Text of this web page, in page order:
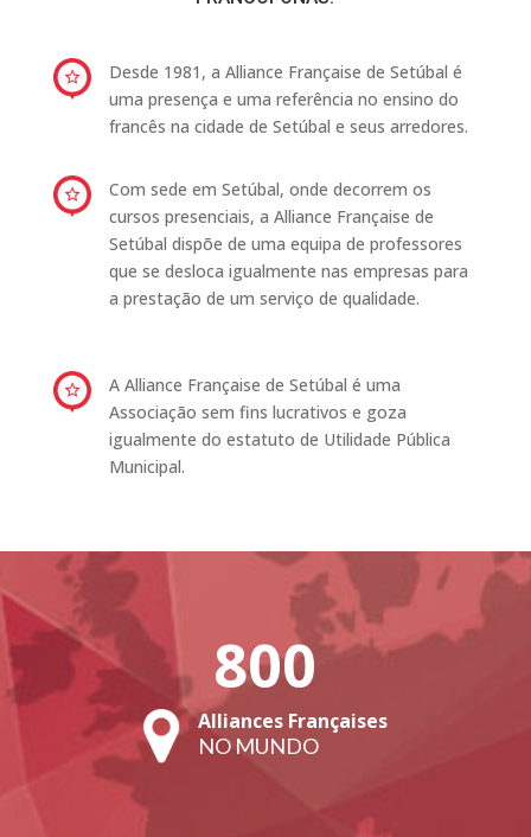
Desde 1981, a Alliance Française de Setúbal é
uma presença e uma referência no ensino do
francês na cidade de Setúbal e seus arredores.
Com sede em Setúbal, onde decorrem os
cursos presenciais, a Alliance Française de
Setúbal dispõe de uma equipa de professores
que se desloca igualmente nas empresas para
a prestação de um serviço de qualidade.
A Alliance Française de Setúbal é uma
Associação sem fins lucrativos e goza
igualmente do estatuto de Utilidade Pública
Municipal.
800
Alliances Françaises
NO MUNDO